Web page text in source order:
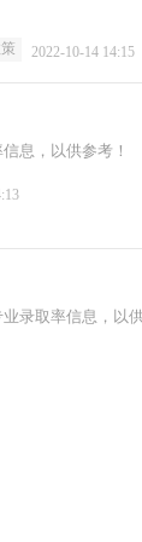
2022-10-14 14:15
息，以供参考！
录取率信息，以